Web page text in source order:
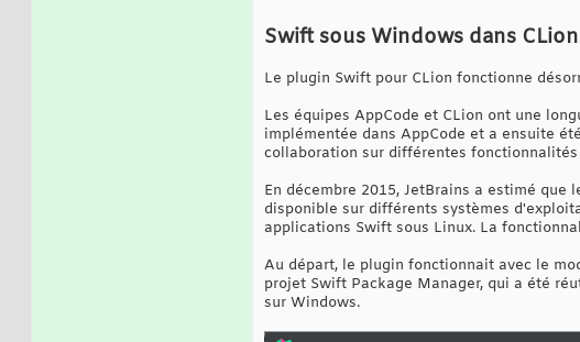
Swift sous Windows dans CLion
Le plugin Swift pour CLion fonctionne
Les équipes AppCode et CLion ont une
implémentée dans AppCode et a ensuite
collaboration sur différentes
En décembre 2015, JetBrains a estimé
disponible sur différents systèmes
applications Swift sous Linux. La
Au départ, le plugin fonctionnait avec le
projet Swift Package Manager, qui a été
sur Windows.